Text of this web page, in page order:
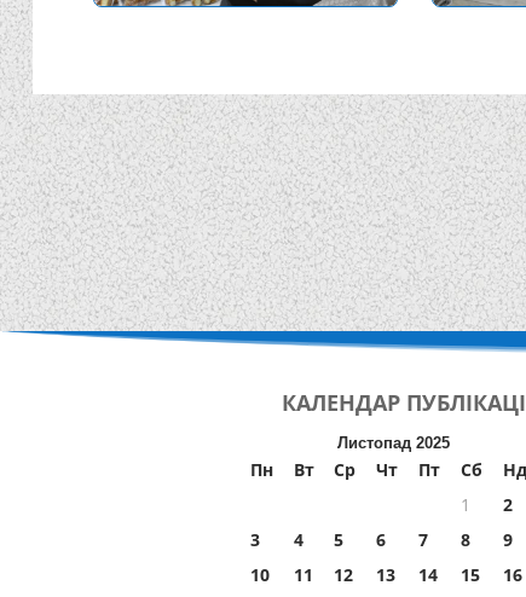
КАЛЕНДАР
Листопад 2025
Пн Вт Ср Чт Пт Сб
Нд
1
2
3
4 5 6 7 8
9
10
11 12 13 14 15 16